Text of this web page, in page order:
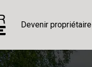
Devenir propriétaire